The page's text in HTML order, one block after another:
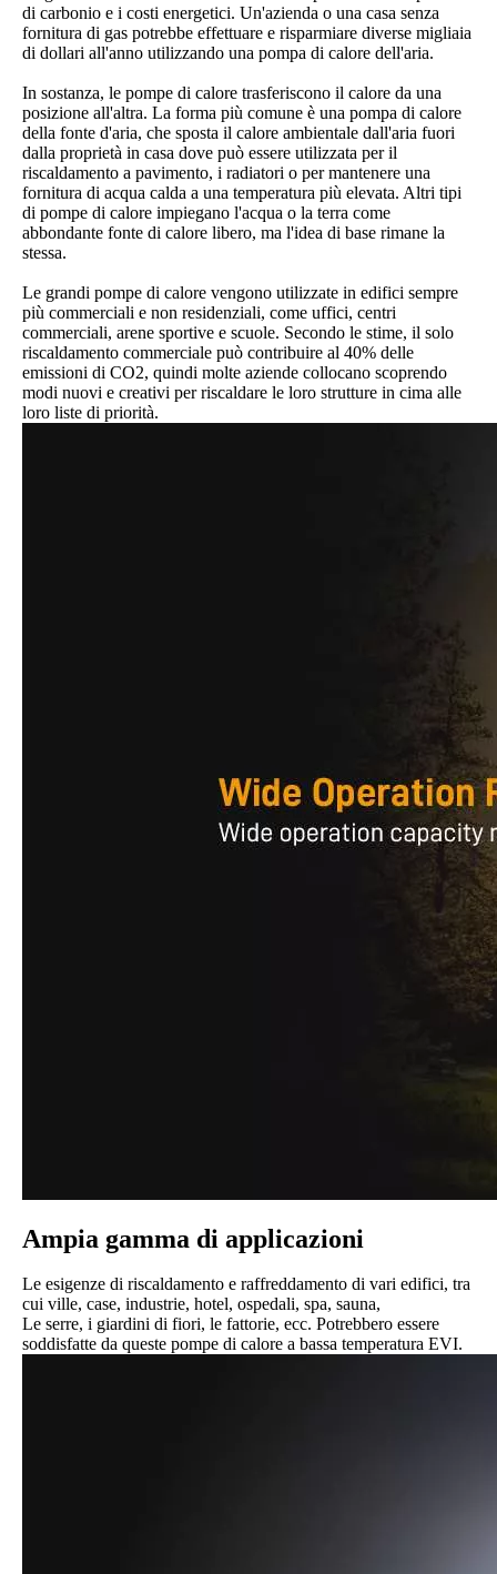
di carbonio e i costi energetici. Un'azienda o una casa senza
fornitura di gas potrebbe effettuare e risparmiare diverse migliaia
di dollari all'anno utilizzando una pompa di calore dell'aria.
In sostanza, le pompe di calore trasferiscono il calore da una
posizione all'altra. La forma più comune è una pompa di calore
della fonte d'aria, che sposta il calore ambientale dall'aria fuori
dalla proprietà in casa dove può essere utilizzata per il
riscaldamento a pavimento, i radiatori o per mantenere una
fornitura di acqua calda a una temperatura più elevata. Altri tipi
di pompe di calore impiegano l'acqua o la terra come
abbondante fonte di calore libero, ma l'idea di base rimane la
stessa.
Le grandi pompe di calore vengono utilizzate in edifici sempre
più commerciali e non residenziali, come uffici, centri
commerciali, arene sportive e scuole. Secondo le stime, il solo
riscaldamento commerciale può contribuire al 40% delle
emissioni di CO2, quindi molte aziende collocano scoprendo
modi nuovi e creativi per riscaldare le loro strutture in cima alle
loro liste di priorità.
Ampia gamma di applicazioni
Le esigenze di riscaldamento e raffreddamento di vari edifici, tra
cui ville, case, industrie, hotel, ospedali, spa, sauna,
Le serre, i giardini di fiori, le fattorie, ecc. Potrebbero essere
soddisfatte da queste pompe di calore a bassa temperatura EVI.